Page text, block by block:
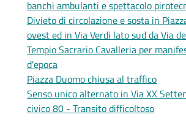
banchi ambulanti e spettacolo
Divieto di circolazione e sosta in
ovest ed in Via Verdi lato sud da Via
Tempio Sacrario Cavalleria per
d'epoca
Piazza Duomo chiusa al traffico
Senso unico alternato in Via XX
civico 80 - Transito difficoltoso